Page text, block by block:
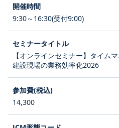
9:30～16:30(受付9:00)
【オンラインセミナー】タイム
建設現場の業務効率化2026
14,300